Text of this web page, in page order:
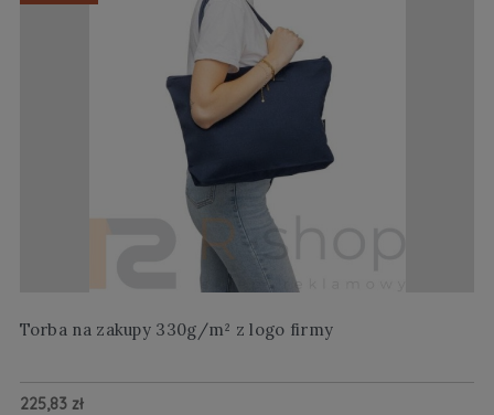
Torba na zakupy 330g/m² z logo firmy
225,83 zł